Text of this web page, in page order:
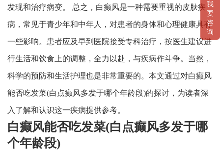
发现和治疗病变。 总之，白癫风是一种需要重视的皮肤疾
病，常见于青少年和中年人，对患者的身体和心理健康具有
一些影响。患者应及早到医院接受专科治疗，按医生建议进
行生活和饮食上的调整，全力以赴，与疾病作斗争。当然，
科学的预防和生活护理也是非常重要的。本文通过对白癫风
能否吃发菜(白点癫风多发于哪个年龄段)的探讨，为读者深
入了解和认识这一疾病提供参考。
白癫风能否吃发菜(白点癫风多发于哪
个年龄段)
我
要
咨
询